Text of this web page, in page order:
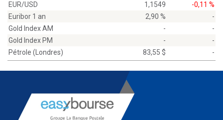
EUR/USD 1,1549
-0,11 %
Euribor 1 an
2,90 %
-
Gold Index AM
-
-
Gold Index PM
-
-
Pétrole (Londres)
83,55 $ -